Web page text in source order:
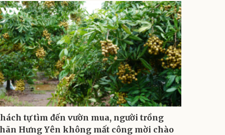
tự tìm đến vườn mua, người trồng
Hưng Yên không mất công mời chào